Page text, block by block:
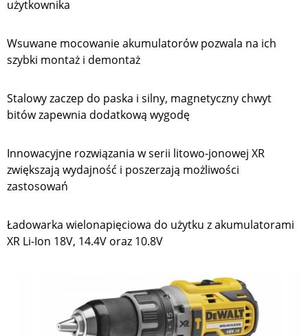
użytkownika
Wsuwane mocowanie akumulatorów pozwala na ich
szybki montaż i demontaż
Stalowy zaczep do paska i silny, magnetyczny chwyt
bitów zapewnia dodatkową wygodę
Innowacyjne rozwiązania w serii litowo-jonowej XR
zwiększają wydajność i poszerzają możliwości
zastosowań
Ładowarka wielonapięciowa do użytku z akumulatorami
XR Li-Ion 18V, 14.4V oraz 10.8V